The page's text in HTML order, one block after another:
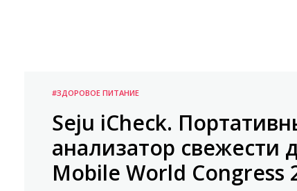
#ЗДОРОВОЕ ПИТАНИЕ
Seju iCheck.
анализатор свежести
Mobile World Congress